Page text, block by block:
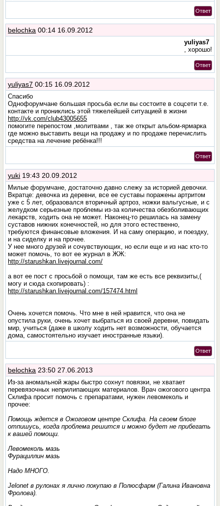
Ответ
belochka 00:14 16.09.2012
yuliyas7
, хорошо!
Ответ
yuliyas7 00:15 16.09.2012
Спасибо
Однофорумчане большая просьба если вы состоите в соцсети т.е.
контакте и прониклись этой тяжелейшей ситуацией в жизни
http://vk.com/club43005655
помогите перепостом ,молитвами , так же открыт альбом-ярмарка
где можно выставить вещи на продажу и по продаже перечислить
средства на лечение ребёнка!!!
Ответ
yuki 19:43 20.09.2012
Милые форумчане, достаточно давно слежу за историей девочки.
Вкратце: девочка из деревни, все ее суставы поражены артритом
уже с 5 лет, образовался вторичный артроз, ножки вальгусные, и с
желудком серьезные проблемы из-за количества обезболивающих
лекарств, ходить она не может. Наконец-то решилась на замену
суставов нижних конечностей, но для этого естественно,
требуются финансовые вложения. И на саму операцию, и поездку,
и на сиделку и на прочее.
У нее много друзей и сочувствующих, но если еще и из нас кто-то
может помочь, то вот ее журнал в ЖЖ:
http://starushkan.livejournal.com/
а вот ее пост c просьбой о помощи, там же есть все реквизиты,(
могу и сюда скопировать) :
http://starushkan.livejournal.com/157474.html
Очень хочется помочь. Что мне в ней нравится, что она не
опустила руки, очень хочет выбраться из своей деревни, повидать
мир, учиться (даже в школу ходить нет возможности, обучается
дома, самостоятельно изучает иностранные языки).
Ответ
belochka 23:50 27.06.2013
Из-за аномальной жары быстро сохнут повязки, не хватает
перевязочных неприлипающих материалов. Врач ожогового центра
Склифа просит помочь с препаратами, нужен левомеколь и
прочее:
Помощь ждется в Ожоговом центре Склифа. На своем блоге
отпишусь, когда проблема решится и можно будет не прибегать
к вашей помощи.
Левомеколь мазь
Фурациллин мазь
Надо МНОГО.
Jelonet в рулонах я лично покупаю в Полюсфарм (Галина Ивановна
Фролова).